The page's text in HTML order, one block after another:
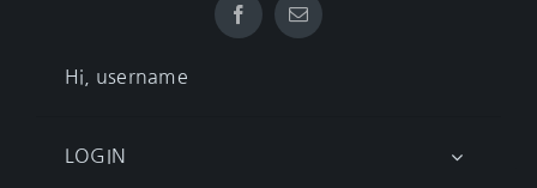
Hi, username
LOGIN